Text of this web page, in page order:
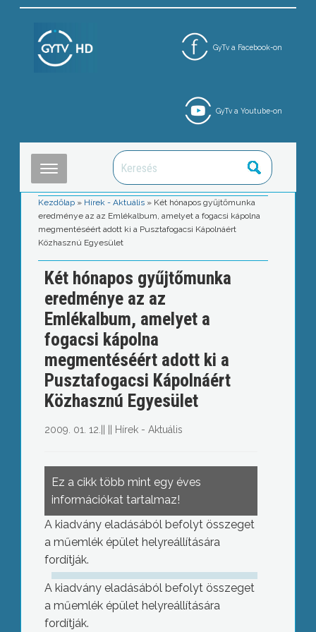
GyTv a Facebook-on
GyTv a Youtube-on
Kezdőlap » Hírek - Aktuális » Két hónapos gyűjtőmunka
eredménye az az Emlékalbum, amelyet a fogacsi kápolna
megmentéséért adott ki a Pusztafogacsi Kápolnáért
Közhasznú Egyesület
Két hónapos gyűjtőmunka
eredménye az az
Emlékalbum, amelyet a
fogacsi kápolna
megmentéséért adott ki a
Pusztafogacsi Kápolnáért
Közhasznú Egyesület
2009. 01. 12. Hírek - Aktuális
Ez a cikk több mint egy éves
információkat tartalmaz!
A kiadvány eladásából befolyt összeget
a műemlék épület helyreállítására
fordítják.
A kiadvány eladásából befolyt összeget
a műemlék épület helyreállítására
fordítják.